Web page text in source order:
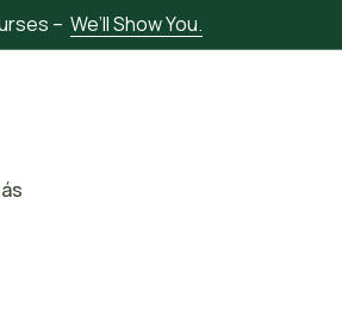
– We’ll Show You.